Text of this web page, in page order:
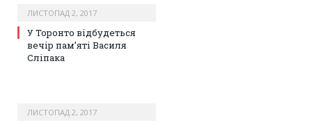
ЛИСТОПАД 2, 2017
У Торонто відбудеться
вечір пам’яті Василя
Сліпака
ЛИСТОПАД 2, 2017